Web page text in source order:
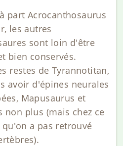
part Acrocanthosaurus
les autres
sont loin d'être
bien conservés.
restes de Tyrannotitan,
avoir d'épines neurales
Mapusaurus et
non plus (mais chez ce
a pas retrouvé